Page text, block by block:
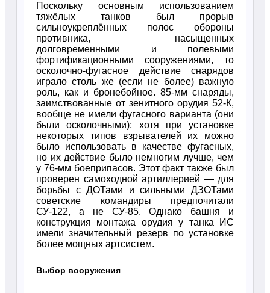
Поскольку основным использованием
тяжёлых танков был прорыв
сильноукреплённых полос обороны
противника, насыщенных
долговременными и полевыми
фортификационными сооружениями, то
осколочно-фугасное действие снарядов
играло столь же (если не более) важную
роль, как и бронебойное. 85-мм снаряды,
заимствованные от зенитного орудия 52-К,
вообще не имели фугасного варианта (они
были осколочными); хотя при установке
некоторых типов взрывателей их можно
было использовать в качестве фугасных,
но их действие было немногим лучше, чем
у 76-мм боеприпасов. Этот факт также был
проверен самоходной артиллерией — для
борьбы с ДОТами и сильными ДЗОТами
советские командиры предпочитали
СУ-122, а не СУ-85. Однако башня и
конструкция монтажа орудия у танка ИС
имели значительный резерв по установке
более мощных артсистем.
Выбор вооружения